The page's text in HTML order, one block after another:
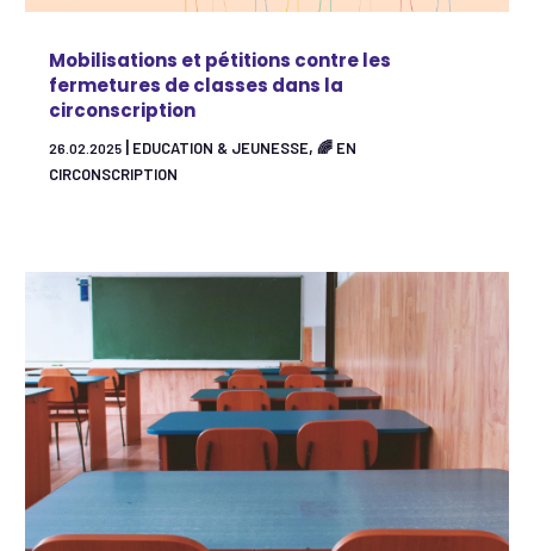
Mobilisations et pétitions contre les
fermetures de classes dans la
circonscription
26.02.2025 EDUCATION & JEUNESSE,🌈 EN
CIRCONSCRIPTION